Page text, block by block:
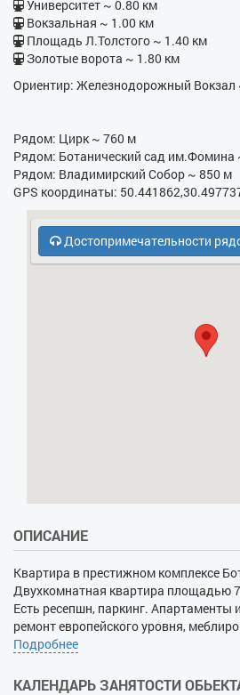
- Бойлер
- Утюг
- Фен
- Электрочайник
- СВЧ
Университет ~ 0.80 км
Вокзальная ~ 1.00 км
Площадь Л.Толстого ~ 1.40 км
Золотые ворота ~ 1.80 км
Ориентир: Железнодорожный Вокзал
Рядом: Цирк ~ 760 м
Рядом: Ботанический сад им.Фомина
Рядом: Владимирский Собор ~ 850 м
GPS координаты:
Достопримечательности
ОПИСАНИЕ
Квартира в престижном комплексе
Двухкомнатная квартира площадью
Есть ресепшн, паркинг. Апартаменты
ремонт европейского уровня,
бытовой техникой: ванная,
видеодомофон, Wi-Fi интернет.
Подробнее
КАЛЕНДАРЬ ЗАНЯТОСТИ